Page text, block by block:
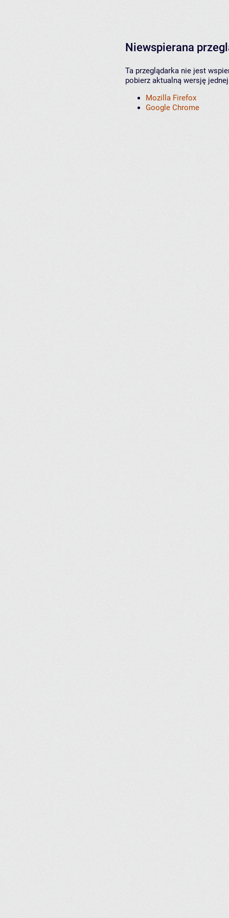
Niewspierana
Ta przeglądarka nie jest
pobierz aktualną wersję
Mozilla Firefox
Google Chrome